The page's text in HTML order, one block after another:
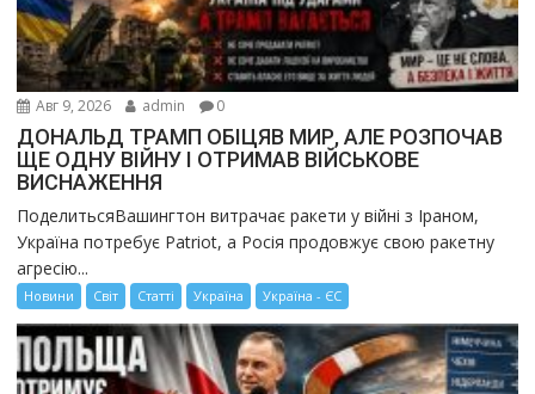
Авг 9, 2026 admin 0
ДОНАЛЬД ТРАМП ОБІЦЯВ МИР, АЛЕ РОЗПОЧАВ
ЩЕ ОДНУ ВІЙНУ І ОТРИМАВ ВІЙСЬКОВЕ
ВИСНАЖЕННЯ
ПоделитьсяВашингтон витрачає ракети у війні з Іраном,
Україна потребує Patriot, а Росія продовжує свою ракетну
агресію...
Новини Світ Статті Україна Україна - ЄС